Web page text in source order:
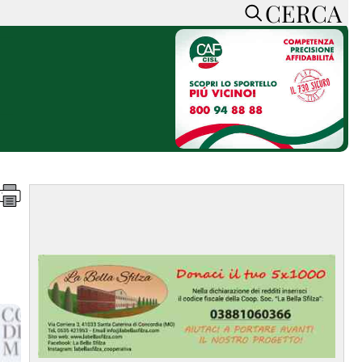
CERCA
ACCEDI o REGISTRATI
CONTATTI
CON NOI
SOSTIENI LA PRESSA
CONOSCI LA PRESSA
FEED RSS
MAPPA DEL SITO
NORMATIVE
DEONTOLOGICHE
CERCA